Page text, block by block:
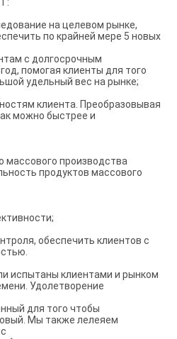
на целевом рынке,
по крайней мере 5 новых
с долгосрочным
помогая клиенты для того
удельный вес на рынке;
клиента. Преобразовывая
можно быстрее и
массового производства
продуктов массового
обеспечить клиентов с
испытаны клиентами и рынком
Удолетворение
для того чтобы
Мы также лелеяем